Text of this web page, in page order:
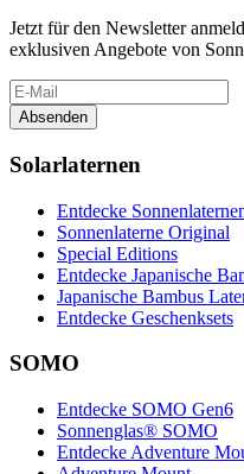
Jetzt für den Newsletter
exklusiven Angebote von
Absenden
Solarlaternen
Entdecke
Sonnenlaterne Original
Special Editions
Entdecke Japanische
Japanische Bambus
Entdecke Geschenksets
SOMO
Entdecke SOMO Gen6
Sonnenglas® SOMO
Entdecke Adventure